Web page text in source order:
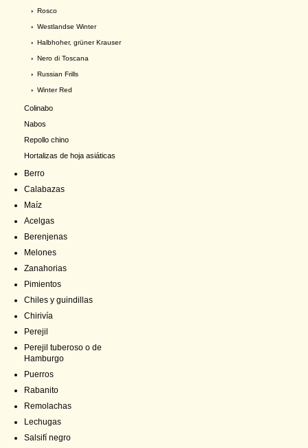
› Rosco
› Westlandse Winter
› Halbhoher, grüner Krauser
› Nero di Toscana
› Russian Frills
› Winter Red
Colinabo
Nabos
Repollo chino
Hortalizas de hoja asiáticas
Berro
Calabazas
Maíz
Acelgas
Berenjenas
Melones
Zanahorias
Pimientos
Chiles y guindillas
Chirivía
Perejil
Perejil tuberoso o de
Hamburgo
Puerros
Rabanito
Remolachas
Lechugas
Salsifí negro